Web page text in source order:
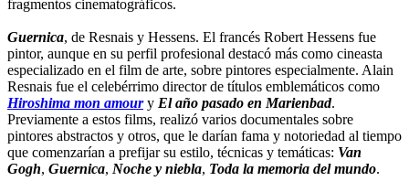
fragmentos cinematográficos.
Guernica, de Resnais y Hessens. El francés Robert Hessens fue
pintor, aunque en su perfil profesional destacó más como cineasta
especializado en el film de arte, sobre pintores especialmente. Alain
Resnais fue el celebérrimo director de títulos emblemáticos como
Hiroshima mon amoury El año pasado en Marienbad.
Previamente a estos films, realizó varios documentales sobre
pintores abstractos y otros, que le darían fama y notoriedad al tiempo
que comenzarían a prefijar su estilo, técnicas y temáticas: Van
Gogh, Guernica, Noche y niebla, Toda la memoria del mundo.